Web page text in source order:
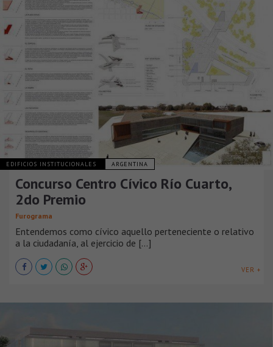
EDIFICIOS INSTITUCIONALES ARGENTINA
Concurso Centro Cívico Río Cuarto,
2do Premio
Furograma
Entendemos como cívico aquello perteneciente o relativo
a la ciudadanía, al ejercicio de [...]
VER +